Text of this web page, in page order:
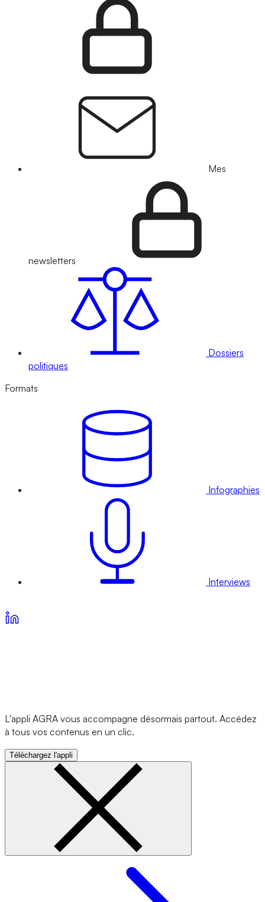
Mes
newsletters
Dossiers
politiques
Formats
Infographies
Interviews
L'appli AGRA vous accompagne désormais partout. Accédez
à tous vos contenus en un clic.
Téléchargez l'appli